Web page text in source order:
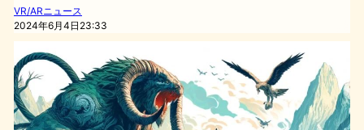
VR/ARニュース
2024年6月4日23:33